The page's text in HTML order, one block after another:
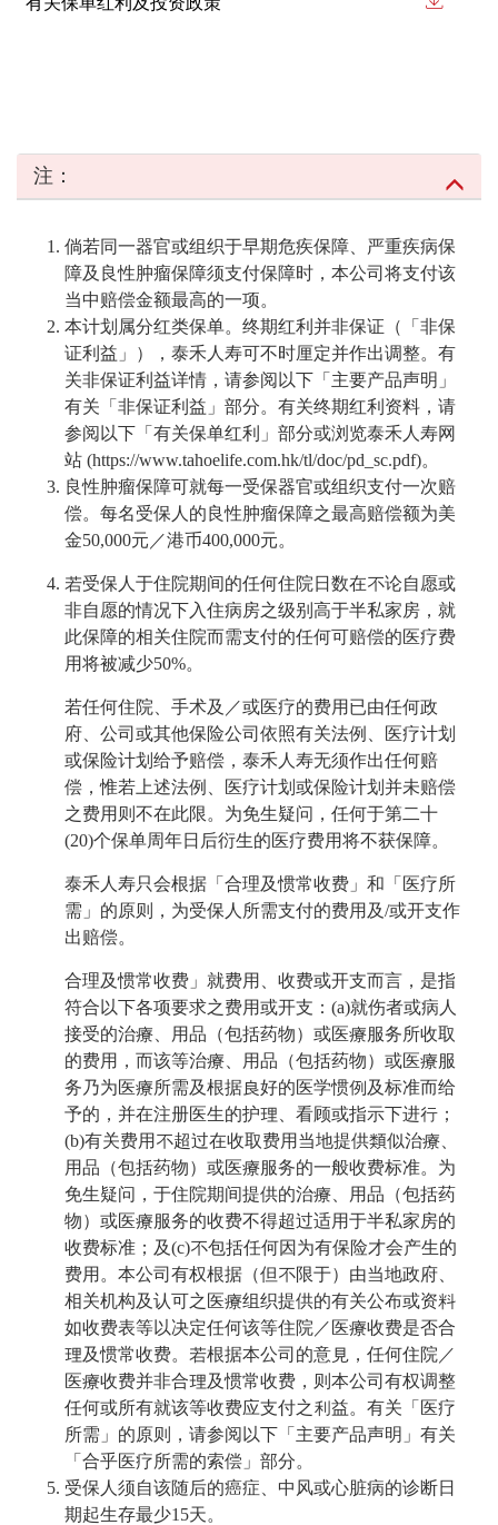
注：
倘若同一器官或组织于早期危疾保障、严重疾病保
障及良性肿瘤保障须支付保障时，本公司将支付该
当中赔偿金额最高的一项。
本计划属分红类保单。终期红利并非保证（「非保
证利益」），泰禾人寿可不时厘定并作出调整。有
关非保证利益详情，请参阅以下「主要产品声明」
有关「非保证利益」部分。有关终期红利资料，请
参阅以下「有关保单红利」部分或浏览泰禾人寿网
站 (https://www.tahoelife.com.hk/tl/doc/pd_sc.pdf)。
良性肿瘤保障可就每一受保器官或组织支付一次赔
偿。每名受保人的良性肿瘤保障之最高赔偿额为美
金50,000元／港币400,000元。
若受保人于住院期间的任何住院日数在不论自愿或
非自愿的情况下入住病房之级别高于半私家房，就
此保障的相关住院而需支付的任何可赔偿的医疗费
用将被减少50%。
若任何住院、手术及／或医疗的费用已由任何政
府、公司或其他保险公司依照有关法例、医疗计划
或保险计划给予赔偿，泰禾人寿无须作出任何赔
偿，惟若上述法例、医疗计划或保险计划并未赔偿
之费用则不在此限。为免生疑问，任何于第二十
(20)个保单周年日后衍生的医疗费用将不获保障。
泰禾人寿只会根据「合理及惯常收费」和「医疗所
需」的原则，为受保人所需支付的费用及/或开支作
出赔偿。
合理及惯常收费」就费用、收费或开支而言，是指
符合以下各项要求之费用或开支：(a)就伤者或病人
接受的治療、用品（包括药物）或医療服务所收取
的费用，而该等治療、用品（包括药物）或医療服
务乃为医療所需及根据良好的医学惯例及标准而给
予的，并在注册医生的护理、看顾或指示下进行；
(b)有关费用不超过在收取费用当地提供類似治療、
用品（包括药物）或医療服务的一般收费标准。为
免生疑问，于住院期间提供的治療、用品（包括药
物）或医療服务的收费不得超过适用于半私家房的
收费标准；及(c)不包括任何因为有保险才会产生的
费用。本公司有权根据（但不限于）由当地政府、
相关机构及认可之医療组织提供的有关公布或资料
如收费表等以决定任何该等住院／医療收费是否合
理及惯常收费。若根据本公司的意見，任何住院／
医療收费并非合理及惯常收费，则本公司有权调整
任何或所有就该等收费应支付之利益。有关「医疗
所需」的原则，请参阅以下「主要产品声明」有关
「合乎医疗所需的索偿」部分。
受保人须自该随后的癌症、中风或心脏病的诊断日
期起生存最少15天。